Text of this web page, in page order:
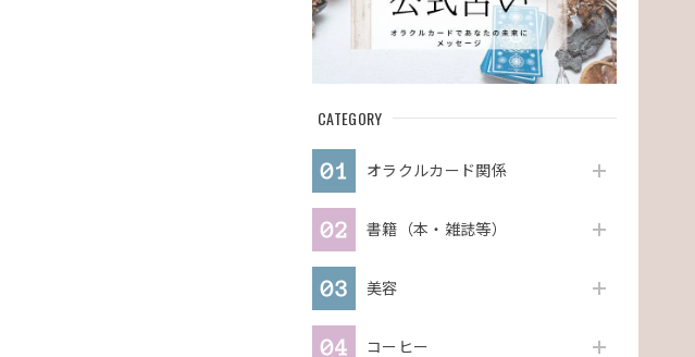
CATEGORY
オラクルカード関係
書籍（本・雑誌等）
美容
コーヒー